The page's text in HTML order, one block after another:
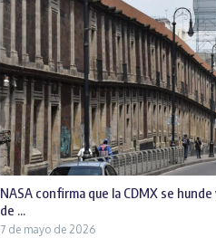
NASA confirma que la CDMX se
de ...
7 de mayo de 2026